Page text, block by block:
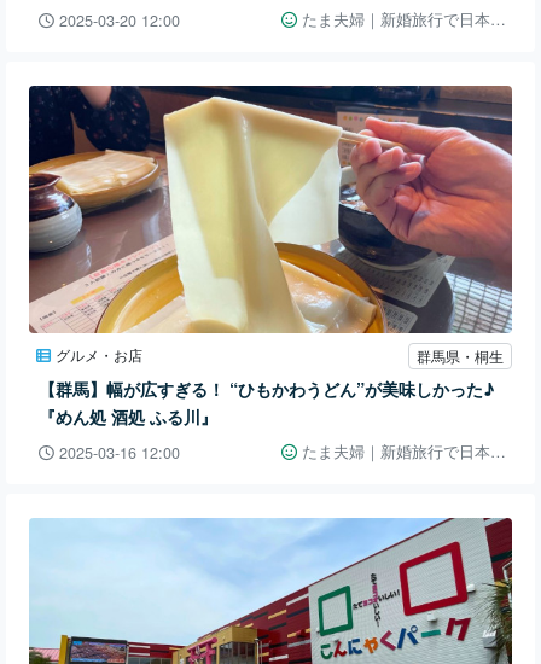
2025-03-20 12:00 たま夫婦｜新婚旅行で日本一周👫🚗
グルメ・お店 群馬県・桐生
【群馬】幅が広すぎる！ “ひもかわうどん”が美味しかった♪
『めん処 酒処 ふる川』
2025-03-16 12:00 たま夫婦｜新婚旅行で日本一周👫🚗